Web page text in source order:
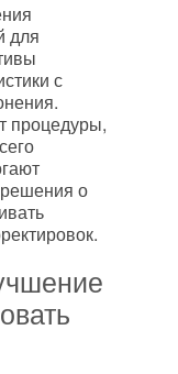
для
с
процедуры,
о